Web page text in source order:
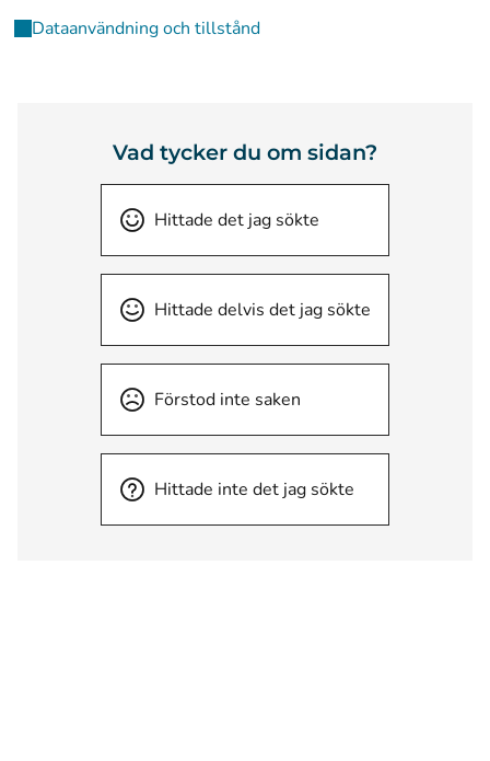
Dataanvändning och tillstånd
Vad tycker du om sidan?
Hittade det jag sökte
Hittade delvis det jag sökte
Förstod inte saken
Hittade inte det jag sökte